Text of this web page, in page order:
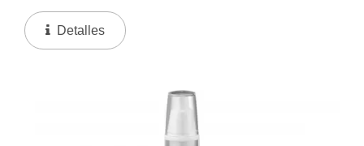
Botellas Tienen Un Diseño Único Con Una Base
Cuadrada Y Una Parte...
Detalles